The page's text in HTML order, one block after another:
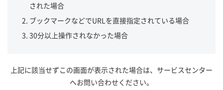
された場合
ブックマークなどでURLを直接指定されている場合
30分以上操作されなかった場合
上記に該当せずこの画面が表示された場合は、サービスセンター
へお問い合わせください。